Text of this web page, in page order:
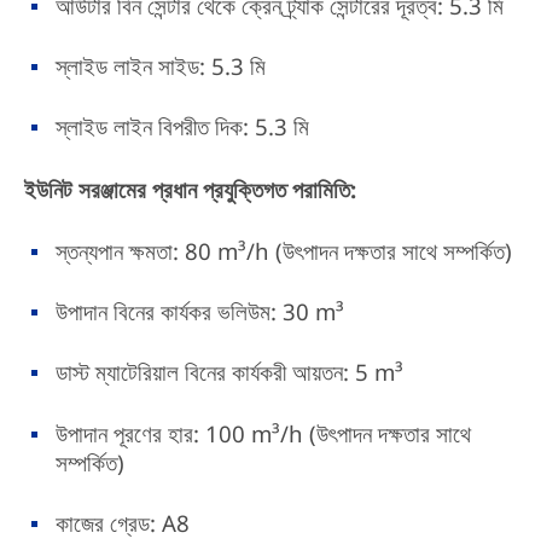
স্লাইড লাইন সাইড: 5.3 মি
স্লাইড লাইন বিপরীত দিক: 5.3 মি
ইউনিট সরঞ্জামের প্রধান প্রযুক্তিগত পরামিতি:
স্তন্যপান ক্ষমতা: 80 m³/h (উৎপাদন দক্ষতার সাথে সম্পর্কিত)
উপাদান বিনের কার্যকর ভলিউম: 30 m³
ডাস্ট ম্যাটেরিয়াল বিনের কার্যকরী আয়তন: 5 m³
উপাদান পূরণের হার: 100 m³/h (উৎপাদন দক্ষতার সাথে
সম্পর্কিত)
কাজের গ্রেড: A8